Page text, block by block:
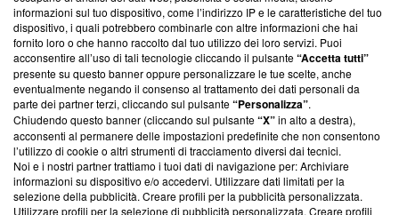
‘Trust Project - News with Integrity’Blasting News non è
ancora membro del programma, ma ha richiesto di farne
parte; Trust Project non ha ancora effettuato una verifica di
conformità agli standard.
Su di noi
Team editoriale
Corporate
Redazione
informazioni sul tuo dispositivo, come l’indirizzo IP e le caratteristiche del tuo
dispositivo, i quali potrebbero combinarle con altre informazioni che hai
fornito loro o che hanno raccolto dal tuo utilizzo dei loro servizi. Puoi
acconsentire all’uso di tali tecnologie cliccando il pulsante“Accetta tutti”
presente su questo banner oppure personalizzare le tue scelte, anche
eventualmente negando il consenso al trattamento dei dati personali da
parte dei partner terzi, cliccando sul pulsante“Personalizza”.
Chiudendo questo banner (cliccando sul pulsante“X”in alto a destra),
acconsenti al permanere delle impostazioni predefinite che non consentono
l’utilizzo di cookie o altri strumenti di tracciamento diversi dai tecnici.
Noi e i nostri partner trattiamo i tuoi dati di navigazione per: Archiviare
informazioni su dispositivo e/o accedervi. Utilizzare dati limitati per la
selezione della pubblicità. Creare profili per la pubblicità personalizzata.
Utilizzare profili per la selezione di pubblicità personalizzata. Creare profili